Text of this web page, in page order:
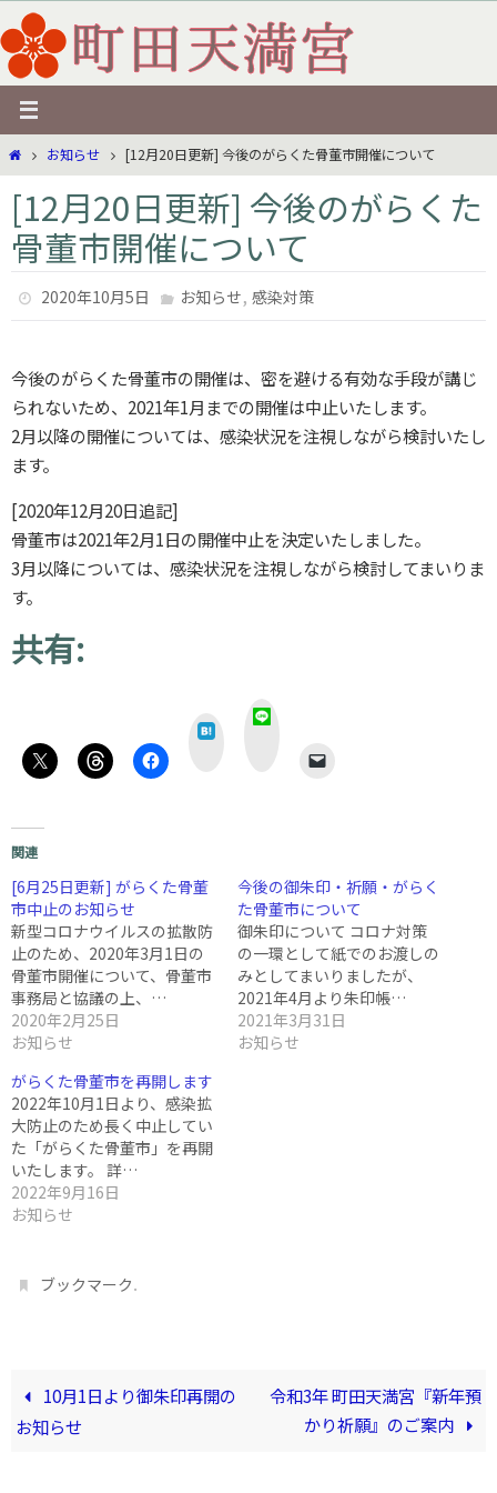
ン
テ
ツ
へ
ッ
プ
ホ
ー
ム
お知らせ [12月20日更新] 今後のがらくた骨董市開催について
[12月20日更新] 今後のがらくた
骨董市開催について
2020年10月5日 お知らせ, 感染対策
今後のがらくた骨董市の開催は、密を避ける有効な手段が講じ
られないため、2021年1月までの開催は中止いたします。
2月以降の開催については、感染状況を注視しながら検討いたし
ます。
[2020年12月20日追記]
骨董市は2021年2月1日の開催中止を決定いたしました。
3月以降については、感染状況を注視しながら検討してまいりま
す。
共有:
関連
[6月25日更新] がらくた骨董
市中止のお知らせ
新型コロナウイルスの拡散防
止のため、2020年3月1日の
骨董市開催について、骨董市
事務局と協議の上、…
2020年2月25日
お知らせ
今後の御朱印・祈願・がらく
た骨董市について
御朱印について コロナ対策
の一環として紙でのお渡しの
みとしてまいりましたが、
2021年4月より朱印帳…
2021年3月31日
お知らせ
がらくた骨董市を再開します
2022年10月1日より、感染拡
大防止のため長く中止してい
た「がらくた骨董市」を再開
いたします。 詳…
2022年9月16日
お知らせ
ブックマーク.
10月1日より御朱印再開の
お知らせ
令和3年 町田天満宮『新年預
かり祈願』のご案内